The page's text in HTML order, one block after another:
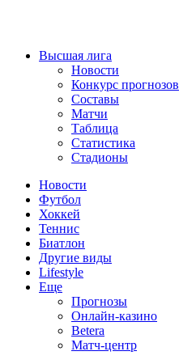
Высшая лига
Новости
Конкурс прогнозов
Составы
Матчи
Таблица
Статистика
Стадионы
Новости
Футбол
Хоккей
Теннис
Биатлон
Другие виды
Lifestyle
Еще
Прогнозы
Онлайн-казино
Betera
Матч-центр